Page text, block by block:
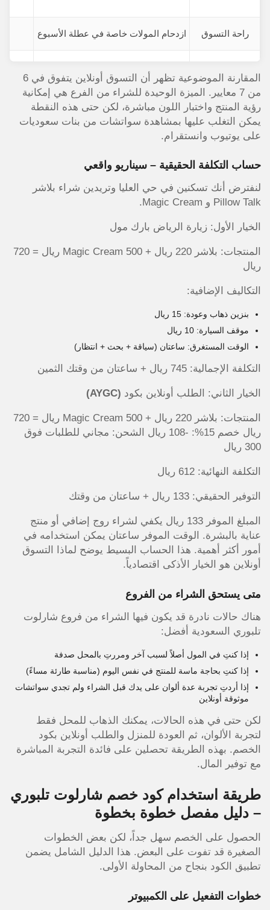
راحة التسوق ازدحام المولات خاصة في عطلة الأسبوع
العروض الخاصة نادرة وموسمية فقط
المقارنة الموضوعية تظهر أن التسوق أونلاين يتفوق في 6
من 7 معايير. الميزة الوحيدة للشراء من الفرع هي إمكانية
رؤية المنتج واختبار اللون مباشرة، لكن حتى هذه النقطة
يمكن التغلب عليها بمشاهدة سواتشات من بنات سعوديات
على يوتيوب وانستقرام.
حساب التكلفة الحقيقية – سيناريو واقعي
لنفترض أنك تسكنين في حي العليا وتريدين شراء بلاشر
Pillow Talk و Magic Cream.
الخيار الأول: زيارة الرياض بارك مول
المنتجات: بلاشر 220 ريال + Magic Cream 500 ريال = 720
ريال
التكاليف الإضافية:
بنزين ذهاب وعودة: 15 ريال
موقف السيارة: 10 ريال
الوقت المستغرق: ساعتان (سياقة + بحث + انتظار)
التكلفة الإجمالية: 745 ريال + ساعتان من وقتك الثمين
الخيار الثاني: الطلب أونلاين بكود (AYGC)
المنتجات: بلاشر 220 ريال + Magic Cream 500 ريال = 720
ريال خصم 15%: -108 ريال الشحن: مجاني للطلبات فوق
300 ريال
التكلفة النهائية: 612 ريال
التوفير الحقيقي: 133 ريال + ساعتان من وقتك
المبلغ الموفر 133 ريال يكفي لشراء روج إضافي أو منتج
عناية بالبشرة. الوقت الموفر ساعتان يمكن استخدامه في
أمور أكثر أهمية. هذا الحساب البسيط يوضح لماذا التسوق
أونلاين هو الخيار الأذكى اقتصادياً.
متى يستحق الشراء من الفروع
هناك حالات نادرة قد يكون فيها الشراء من فروع شارلوت
تلبوري السعودية أفضل:
إذا كنتِ في المول أصلاً لسبب آخر ومررتِ بالمحل صدفة
إذا كنتِ بحاجة ماسة للمنتج في نفس اليوم (مناسبة طارئة مساءً)
إذا أردتِ تجربة عدة ألوان على يدك قبل الشراء ولم تجدي سواتشات
موثوقة أونلاين
لكن حتى في هذه الحالات، يمكنك الذهاب للمحل فقط
لتجربة الألوان، ثم العودة للمنزل والطلب أونلاين بكود
الخصم. بهذه الطريقة تحصلين على فائدة التجربة المباشرة
مع توفير المال.
طريقة استخدام كود خصم شارلوت تلبوري
– دليل مفصل خطوة بخطوة
الحصول على الخصم سهل جداً، لكن بعض الخطوات
الصغيرة قد تفوت على البعض. هذا الدليل الشامل يضمن
تطبيق الكود بنجاح من المحاولة الأولى.
خطوات التفعيل على الكمبيوتر